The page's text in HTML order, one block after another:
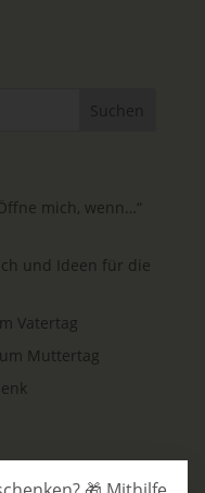
mich, wenn…“
und Ideen für die
Vatertag
Muttertag